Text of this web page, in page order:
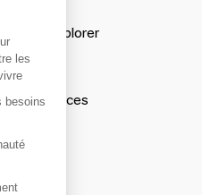
à explorer
tendances
les
besoins